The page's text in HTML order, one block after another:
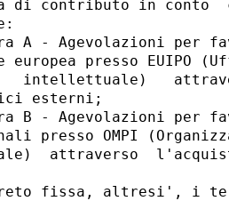
di contributo in conto
A - Agevolazioni per
europea presso EUIPO
intellettuale)
esterni;
B - Agevolazioni per
presso OMPI
attraverso
fissa, altresi', i